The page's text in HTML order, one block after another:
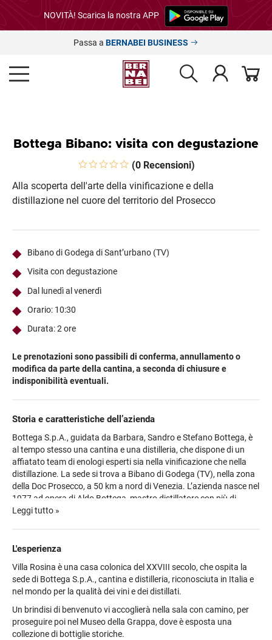
NOVITÀ! Scarica la nostra APP
Passa a BERNABEI BUSINESS
Bottega Bibano: visita con degustazione
(0 Recensioni)
Alla scoperta dell'arte della vinificazione e della
distillazione nel cuore del territorio del Prosecco
Bibano di Godega di Sant’urbano (TV)
Visita con degustazione
Dal lunedì al venerdì
Orario: 10:30
Durata: 2 ore
Le prenotazioni sono passibili di conferma, annullamento o
modifica da parte della cantina, a seconda di chiusure e
indisponibilità eventuali.
Storia e caratteristiche dell’azienda
Bottega S.p.A., guidata da Barbara, Sandro e Stefano Bottega, è
al tempo stesso una cantina e una distilleria, che dispone di un
affiatato team di enologi esperti sia nella vinificazione che nella
distillazione. La sede si trova a Bibano di Godega (TV), nella zona
della Doc Prosecco, a 50 km a nord di Venezia. L’azienda nasce nel
1977 ad opera di Aldo Bottega, mastro distillatore con più di
trent’anni di esperienza nel settore, che aveva ereditato dal nonno,
realtà, che opera nel mercato locale della grappa.
La realtà produttiva Bottega, oltre alla sede principale di Bibano,
conta anche le cantine di Valgatara (Valpolicella) e di Montalcino,
dove si producono l’Amarone, il Brunello di Montalcino e gli altri
grandi rossi del Veneto e della Toscana. Nella Soffieria Alexander
di Pianzano di Godega (TV) nascono le bottiglie artistiche in vetro
soffiato che hanno contribuito ad elevare l’immagine della grappa.
Leggi tutto »
L'esperienza
Villa Rosina è una casa colonica del XXVIII secolo, che ospita la
sede di Bottega S.p.A., cantina e distilleria, riconosciuta in Italia e
nel mondo per la qualità dei vini e dei distillati.
Un brindisi di benvenuto vi accoglierà nella sala con camino, per
proseguire poi nel Museo della Grappa, dove è esposta una
collezione di bottiglie storiche.